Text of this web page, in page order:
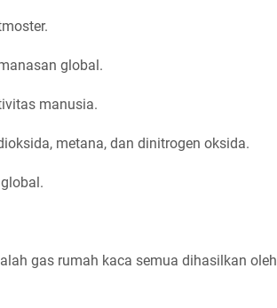
global.
manusia.
metana, dan dinitrogen oksida.
gas rumah kaca semua dihasilkan oleh